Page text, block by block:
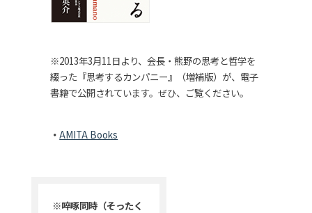
※2013年3月11日より、会長・熊野の思考と哲学を
綴った『思考するカンパニー』（増補版）が、電子
書籍で公開されています。ぜひ、ご覧ください。
AMITA Books
※啐啄同時（そったく